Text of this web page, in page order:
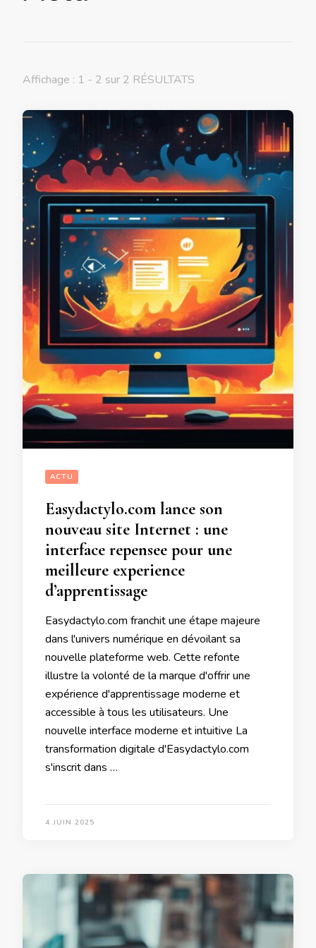
Affichage : 1 - 2 sur 2 RÉSULTATS
ACTU
Easydactylo.com lance son
nouveau site Internet : une
interface repensee pour une
meilleure experience
d’apprentissage
Easydactylo.com franchit une étape majeure
dans l'univers numérique en dévoilant sa
nouvelle plateforme web. Cette refonte
illustre la volonté de la marque d'offrir une
expérience d'apprentissage moderne et
accessible à tous les utilisateurs. Une
nouvelle interface moderne et intuitive La
transformation digitale d'Easydactylo.com
s'inscrit dans …
4 JUIN 2025